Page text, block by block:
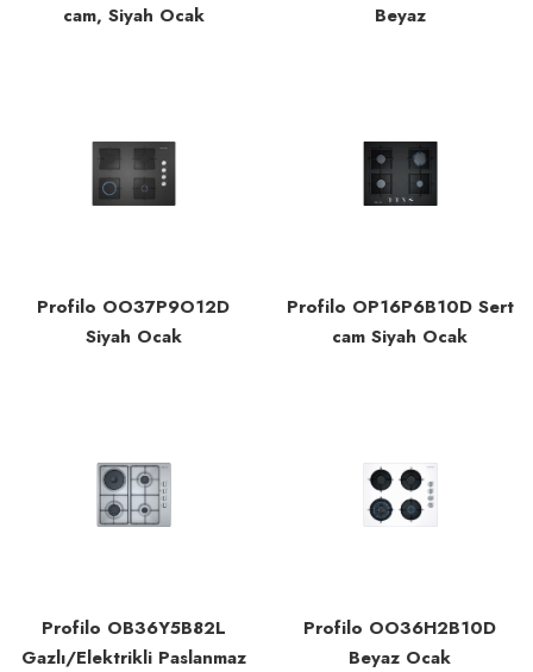
cam, Siyah Ocak
Beyaz
Profilo OO37P9O12D
Siyah Ocak
Profilo OP16P6B10D Sert
cam Siyah Ocak
Profilo OB36Y5B82L
Gazlı/Elektrikli Paslanmaz
Profilo OO36H2B10D
Beyaz Ocak